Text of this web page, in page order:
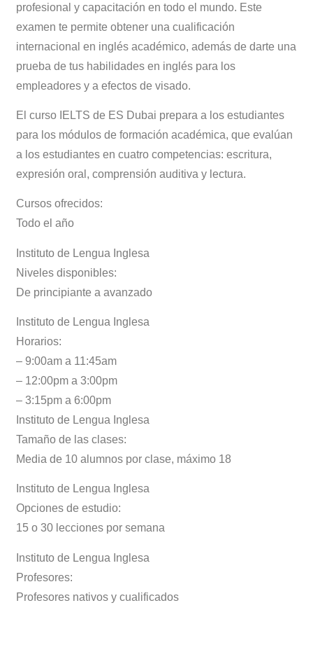
profesional y capacitación en todo el mundo. Este
examen te permite obtener una cualificación
internacional en inglés académico, además de darte una
prueba de tus habilidades en inglés para los
empleadores y a efectos de visado.
El curso IELTS de ES Dubai prepara a los estudiantes
para los módulos de formación académica, que evalúan
a los estudiantes en cuatro competencias: escritura,
expresión oral, comprensión auditiva y lectura.
Cursos ofrecidos:
Todo el año
Instituto de Lengua Inglesa
Niveles disponibles:
De principiante a avanzado
Instituto de Lengua Inglesa
Horarios:
– 9:00am a 11:45am
– 12:00pm a 3:00pm
– 3:15pm a 6:00pm
Instituto de Lengua Inglesa
Tamaño de las clases:
Media de 10 alumnos por clase, máximo 18
Instituto de Lengua Inglesa
Opciones de estudio:
15 o 30 lecciones por semana
Instituto de Lengua Inglesa
Profesores:
Profesores nativos y cualificados